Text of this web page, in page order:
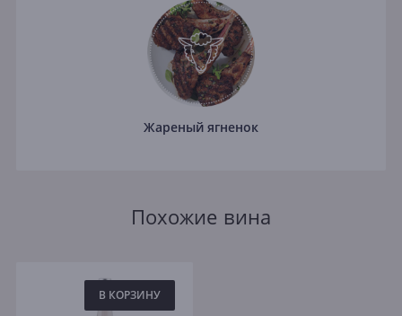
Жареный ягненок
Похожие вина
В КОРЗИНУ